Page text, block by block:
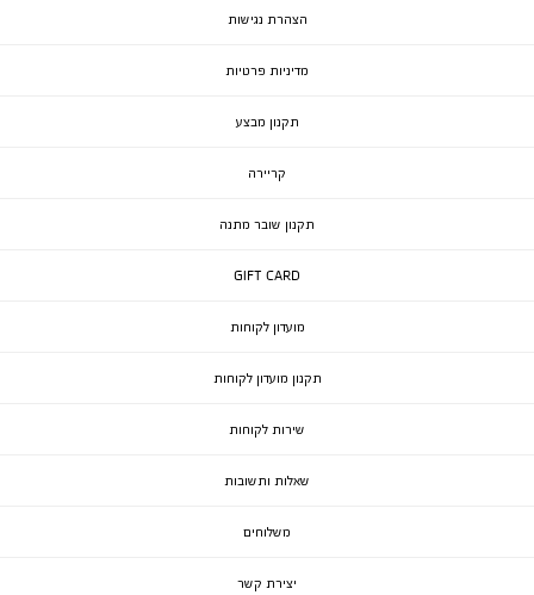
הצהרת נגישות
מדיניות פרטיות
תקנון מבצע
קריירה
תקנון שובר מתנה
GIFT CARD
מועדון לקוחות
תקנון מועדון לקוחות
שירות לקוחות
שאלות ותשובות
משלוחים
יצירת קשר